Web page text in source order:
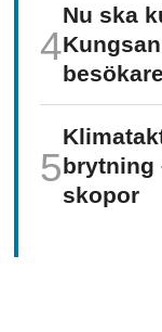
Nu ska
brytning
skopor